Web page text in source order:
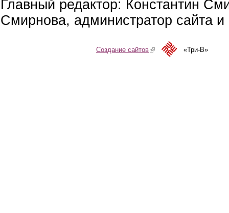
Главный редактор: Константин
Смирнова, администратор сайта
Создание сайтов(link is external)«Три-В»